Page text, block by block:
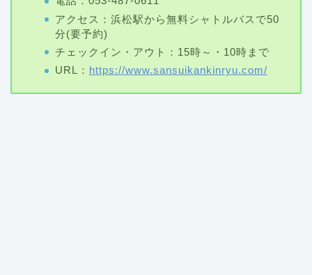
アクセス：浜松駅から無料シャトルバスで50
分(要予約)
チェックイン・アウト：15時～・10時まで
URL： https://www.sansuikankinryu.com/